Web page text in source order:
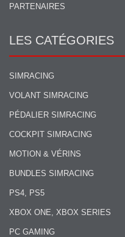
PARTENAIRES
LES CATÉGORIES
SIMRACING
VOLANT SIMRACING
PÉDALIER SIMRACING
COCKPIT SIMRACING
MOTION & VÉRINS
BUNDLES SIMRACING
PS4, PS5
XBOX ONE, XBOX SERIES
PC GAMING